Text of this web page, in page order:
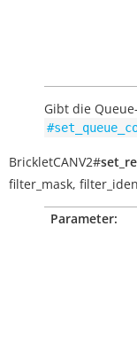
Gibt die
BrickletCANV2#
filter_mask,
Parameter: